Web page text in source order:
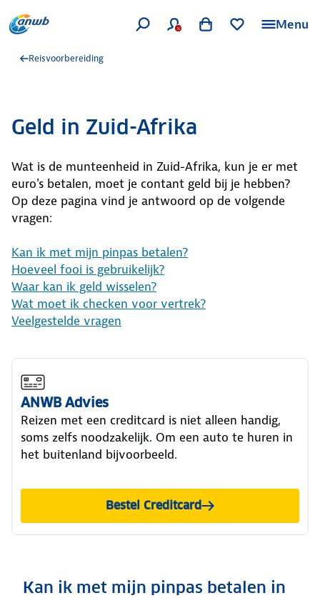
Menu
Reisvoorbereiding
Geld in Zuid-Afrika
Wat is de munteenheid in Zuid-Afrika, kun je er met
euro's betalen, moet je contant geld bij je hebben?
Op deze pagina vind je antwoord op de volgende
vragen:
Kan ik met mijn pinpas betalen?
Hoeveel fooi is gebruikelijk?
Waar kan ik geld wisselen?
Wat moet ik checken voor vertrek?
Veelgestelde vragen
ANWB Advies
Reizen met een creditcard is niet alleen handig,
soms zelfs noodzakelijk. Om een auto te huren in
het buitenland bijvoorbeeld.
Bestel Creditcard
Kan ik met mijn pinpas betalen in